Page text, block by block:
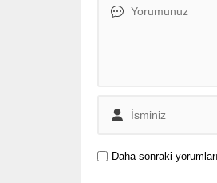
Daha sonraki